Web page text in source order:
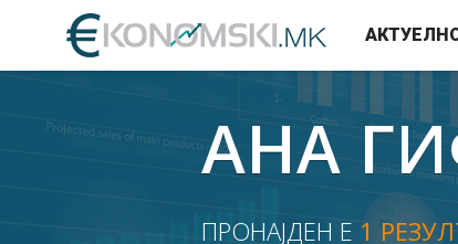
АНА
ПРОНАЈДЕН Е 1